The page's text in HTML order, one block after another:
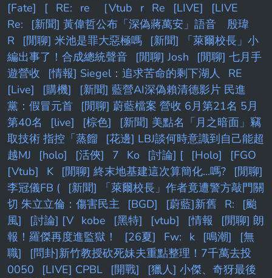
[Fate]
[ RE: re ［Vtub r Re [LIVE]
[LIVE
Re:
[新聞] 黃偉哲公布「深偽蔣萬安」語音 殷瑋
R
[閒聊] 米池是罪大惡極嗎
[新聞] 「萊爾校長」小
編出事了！合成總統聲音
[閒聊] Josh
[閒聊] 七月手
遊營收
[情報] Siegel：追求苦命的剩下湖人
RE
[Live]
[購機]
[新聞] 藍營AI深偽賴清德影片 民進
黨：假冒元首
[閒聊] 蔚藍檔案 營收 6月第21名 5月
第40名
[live] [棕色]
[新聞] 美點名「月之暗面」竊
取技術 指控「蒸餾
[花邊] LBJ談何時意識到自己能超
越MJ
[holo] [活俠] 7 Ko [討論] [ [Holo]
[FGO
[Vtub]
K [閒聊] 終末地基建這次算簡化...嗎?
[閒聊]
李冠儀FB (
[新聞] 「萊爾校長」作者竟遭警方敲門關
切 朱立立倫：傷害民主
[BGD] [蔚藍]新舊 R:
[颱
風]
[討論] [V kobe [黑特] [vtub] [情報
[閒聊] 朗
報！羅傑再度進監獄！
[26夏] Fw: k [鳴潮]
[無
職]
[問卦]新竹教授砍死妹夫重點整理！7千萬去投
0050
[LIVE] CPBL [開戰]
[獵人] 小傑、奇犽最後